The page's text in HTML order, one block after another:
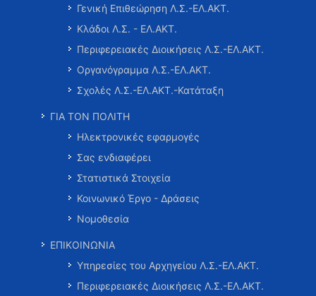
Γενική Επιθεώρηση Λ.Σ.-ΕΛ.ΑΚΤ.
Κλάδοι Λ.Σ. - ΕΛ.ΑΚΤ.
Περιφερειακές Διοικήσεις Λ.Σ.-ΕΛ.ΑΚΤ.
Οργανόγραμμα Λ.Σ.-ΕΛ.ΑΚΤ.
Σχολές Λ.Σ.-ΕΛ.ΑΚΤ.-Κατάταξη
ΓΙΑ ΤΟΝ ΠΟΛΙΤΗ
Ηλεκτρονικές εφαρμογές
Σας ενδιαφέρει
Στατιστικά Στοιχεία
Κοινωνικό Έργο - Δράσεις
Νομοθεσία
ΕΠΙΚΟΙΝΩΝΙΑ
Υπηρεσίες του Αρχηγείου Λ.Σ.-ΕΛ.ΑΚΤ.
Περιφερειακές Διοικήσεις Λ.Σ.-ΕΛ.ΑΚΤ.